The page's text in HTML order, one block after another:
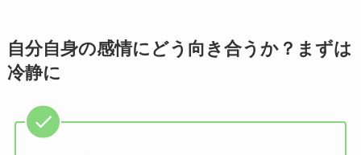
自分自身の感情にどう向き合うか？まずは
冷静に